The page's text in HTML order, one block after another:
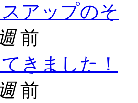
アップのそ
前
きました！
前